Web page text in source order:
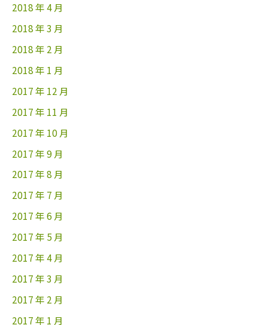
2018 年 4 月
2018 年 3 月
2018 年 2 月
2018 年 1 月
2017 年 12 月
2017 年 11 月
2017 年 10 月
2017 年 9 月
2017 年 8 月
2017 年 7 月
2017 年 6 月
2017 年 5 月
2017 年 4 月
2017 年 3 月
2017 年 2 月
2017 年 1 月